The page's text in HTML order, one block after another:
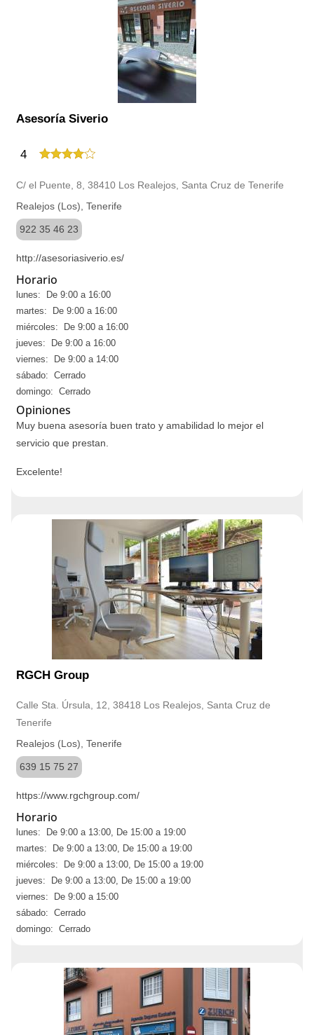
Asesoría Siverio
4
C/ el Puente, 8, 38410 Los Realejos, Santa Cruz de Tenerife
Realejos (Los), Tenerife
922 35 46 23
http://asesoriasiverio.es/
Horario
lunes: De 9:00 a 16:00
martes: De 9:00 a 16:00
miércoles: De 9:00 a 16:00
jueves: De 9:00 a 16:00
viernes: De 9:00 a 14:00
sábado: Cerrado
domingo: Cerrado
Opiniones
Muy buena asesoría buen trato y amabilidad lo mejor el
servicio que prestan.
Excelente!
RGCH Group
Calle Sta. Úrsula, 12, 38418 Los Realejos, Santa Cruz de
Tenerife
Realejos (Los), Tenerife
639 15 75 27
https://www.rgchgroup.com/
Horario
lunes: De 9:00 a 13:00, De 15:00 a 19:00
martes: De 9:00 a 13:00, De 15:00 a 19:00
miércoles: De 9:00 a 13:00, De 15:00 a 19:00
jueves: De 9:00 a 13:00, De 15:00 a 19:00
viernes: De 9:00 a 15:00
sábado: Cerrado
domingo: Cerrado